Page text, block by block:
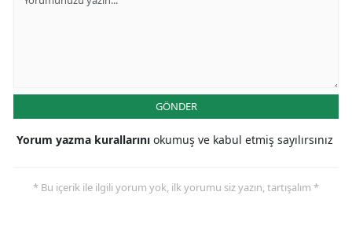
GÖNDER
Yorum yazma kurallarını okumuş ve kabul etmiş sayılırsınız
* Bu içerik ile ilgili yorum yok, ilk yorumu siz yazın, tartışalım *